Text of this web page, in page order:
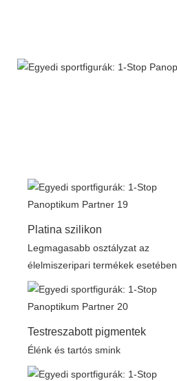
Platina szilikon
Legmagasabb osztályzat az
élelmiszeripari termékek esetében.
Testreszabott pigmentek
Élénk és tartós smink